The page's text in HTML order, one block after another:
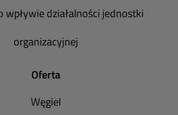
wpływie działalności jednostki
organizacyjnej
Oferta
Węgiel